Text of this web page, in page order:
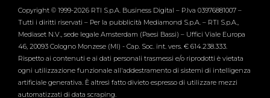
Verissimo
Copyright © 1999-2026 RTI S.p.A. Business Digital – P.Iva 03976881007 –
Tutti i diritti riservati – Per la pubblicità Mediamond S.p.A. – RTI S.p.A.,
Mediaset N.V., sede legale Amsterdam (Paesi Bassi) – Uffici Viale Europa
46, 20093 Cologno Monzese (MI) - Cap. Soc. int. vers. € 614.238.333.
Rispetto ai contenuti e ai dati personali trasmessi e/o riprodotti è vietata
ogni utilizzazione funzionale all'addestramento di sistemi di intelligenza
artificiale generativa. È altresì fatto divieto espresso di utilizzare mezzi
automatizzati di data scraping.